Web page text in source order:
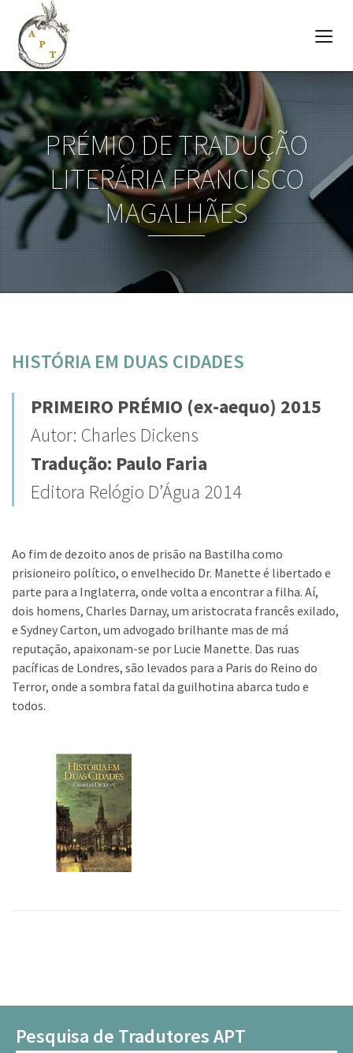
PRÉMIO DE TRADUÇÃO
LITERÁRIA FRANCISCO
MAGALHÃES
HISTÓRIA EM DUAS CIDADES
PRIMEIRO PRÉMIO (ex-aequo) 2015
Autor: Charles Dickens
Tradução: Paulo Faria
Editora Relógio D’Água 2014
Ao fim de dezoito anos de prisão na Bastilha como
prisioneiro político, o envelhecido Dr. Manette é libertado e
parte para a Inglaterra, onde volta a encontrar a filha. Aí,
dois homens, Charles Darnay, um aristocrata francês exilado,
e Sydney Carton, um advogado brilhante mas de má
reputação, apaixonam-se por Lucie Manette. Das ruas
pacíficas de Londres, são levados para a Paris do Reino do
Terror, onde a sombra fatal da guilhotina abarca tudo e
todos.
Pesquisa de Tradutores APT